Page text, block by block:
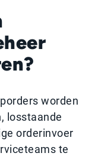
worden
losstaande
orderinvoer
te